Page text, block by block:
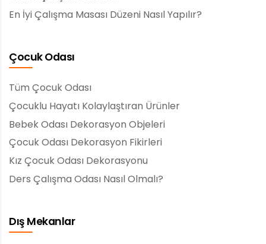
En İyi Çalışma Masası Düzeni Nasıl Yapılır?
Çocuk Odası
Tüm Çocuk Odası
Çocuklu Hayatı Kolaylaştıran Ürünler
Bebek Odası Dekorasyon Objeleri
Çocuk Odası Dekorasyon Fikirleri
Kız Çocuk Odası Dekorasyonu
Ders Çalışma Odası Nasıl Olmalı?
Dış Mekanlar